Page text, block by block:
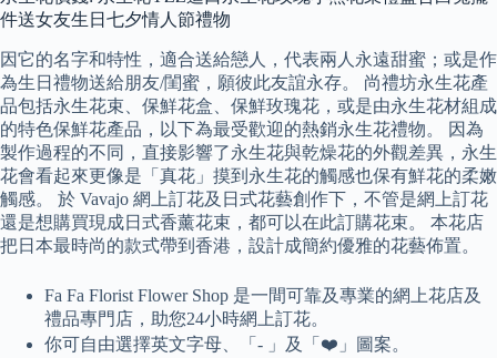
件送女友生日七夕情人節禮物
因它的名字和特性，適合送給戀人，代表兩人永遠甜蜜；或是作
為生日禮物送給朋友/閨蜜，願彼此友誼永存。 尚禮坊永生花產
品包括永生花束、保鮮花盒、保鮮玫瑰花，或是由永生花材組成
的特色保鮮花產品，以下為最受歡迎的熱銷永生花禮物。 因為
製作過程的不同，直接影響了永生花與乾燥花的外觀差異，永生
花會看起來更像是「真花」摸到永生花的觸感也保有鮮花的柔嫩
觸感。 於 Vavajo 網上訂花及日式花藝創作下，不管是網上訂花
還是想購買現成日式香薰花束，都可以在此訂購花束。 本花店
把日本最時尚的款式帶到香港，設計成簡約優雅的花藝佈置。
Fa Fa Florist Flower Shop 是一間可靠及專業的網上花店及
禮品專門店，助您24小時網上訂花。
你可自由選擇英文字母、「- 」及「❤️」圖案。